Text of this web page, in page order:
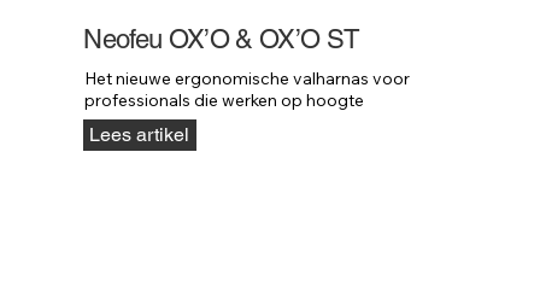
Neofeu OX’O & OX’O ST
Het nieuwe ergonomische valharnas voor
professionals die werken op hoogte
Lees artikel